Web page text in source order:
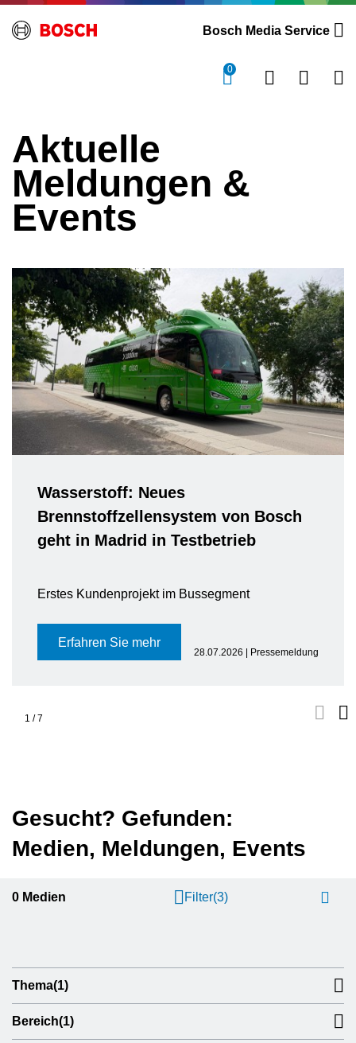
Bosch Media Service
0
Aktuelle
Meldungen &
Events
Wasserstoff: Neues
Brennstoffzellensystem von Bosch
geht in Madrid in Testbetrieb
Erstes Kundenprojekt im Bussegment
Erfahren Sie mehr
28.07.2026 | Pressemeldung
1 /7
Gesucht? Gefunden:
Medien, Meldungen, Events
0 Medien Filter(3)
Thema(1)
Bereich(1)